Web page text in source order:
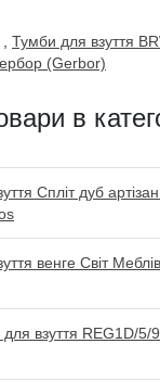
Тумби для взуття
(Gerbor)
в
Спліт дуб
венге Світ Меблів
взуття REG1D/